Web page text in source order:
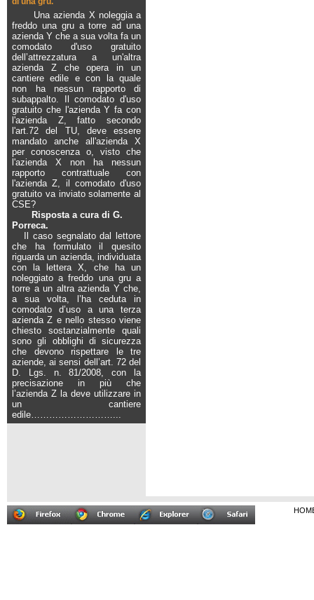
Una azienda X noleggia a
freddo una gru a torre ad una
azienda Y che a sua volta fa un
comodato d'uso gratuito
dell’attrezzatura a un'altra
azienda Z che opera in un
cantiere edile e con la quale
non ha nessun rapporto di
subappalto. Il comodato d'uso
gratuito che l'azienda Y fa con
l'azienda Z, fatto secondo
l'art.72 del TU, deve essere
mandato anche all'azienda X
per conoscenza o, visto che
l'azienda X non ha nessun
rapporto contrattuale con
l'azienda Z, il comodato d'uso
gratuito va inviato solamente al
CSE?
Risposta a cura di G.
Porreca.
Il caso segnalato dal lettore
che ha formulato il quesito
riguarda un azienda, individuata
con la lettera X, che ha un
noleggiato a freddo una gru a
torre a un altra azienda Y che,
a sua volta, l’ha ceduta in
comodato d’uso a una terza
azienda Z e nello stesso viene
chiesto sostanzialmente quali
sono gli obblighi di sicurezza
che devono rispettare le tre
aziende, ai sensi dell’art. 72 del
D. Lgs. n. 81/2008, con la
precisazione in più che
l’azienda Z la deve utilizzare in
un cantiere
edile………………………...